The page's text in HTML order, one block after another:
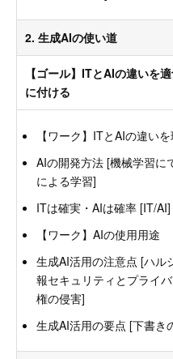
2. 生成AIの使い道
【ゴール】ITとAIの違いを
に付ける
【ワーク】ITとAIの違い
AIの開発方法 [機械学習に
による学習]
ITは確実・AIは確率 [IT/AI]
【ワーク】AIの使用用途
生成AI活用の注意点 [ハル
報セキュリティとプライ
権の侵害]
生成AI活用の要点 [下書き